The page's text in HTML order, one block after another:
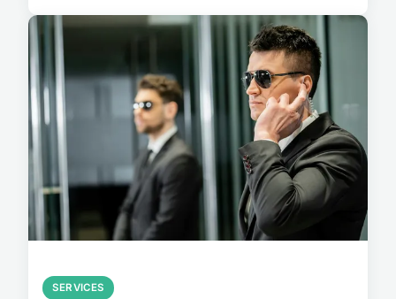
SERVICES